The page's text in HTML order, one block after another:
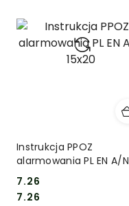
Instrukcja PPOZ
alarmowania PL EN A/N
15x20
Cena:
7.26
Cena:
7.26